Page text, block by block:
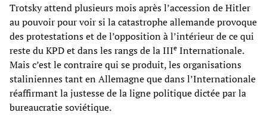
Trotsky attend plusieurs mois après l’accession de Hitler
au pouvoir pour voir si la catastrophe allemande provoque
des protestations et de l’opposition à l’intérieur de ce qui
reste du KPD et dans les rangs de la IIIe Internationale.
Mais c’est le contraire qui se produit, les organisations
staliniennes tant en Allemagne que dans l’Internationale
réaffirmant la justesse de la ligne politique dictée par la
bureaucratie soviétique.